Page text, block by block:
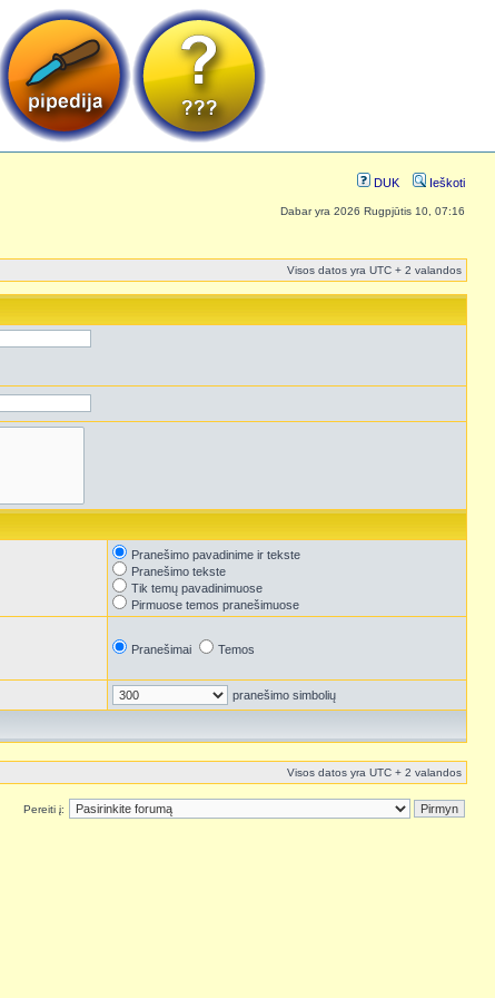
DUK Ieškoti
Dabar yra 2026 Rugpjūtis 10, 07:16
Visos datos yra UTC + 2 valandos
Pranešimo pavadinime ir tekste
Pranešimo tekste
Tik temų pavadinimuose
Pirmuose temos pranešimuose
Pranešimai Temos
pranešimo simbolių
Visos datos yra UTC + 2 valandos
Pereiti į: